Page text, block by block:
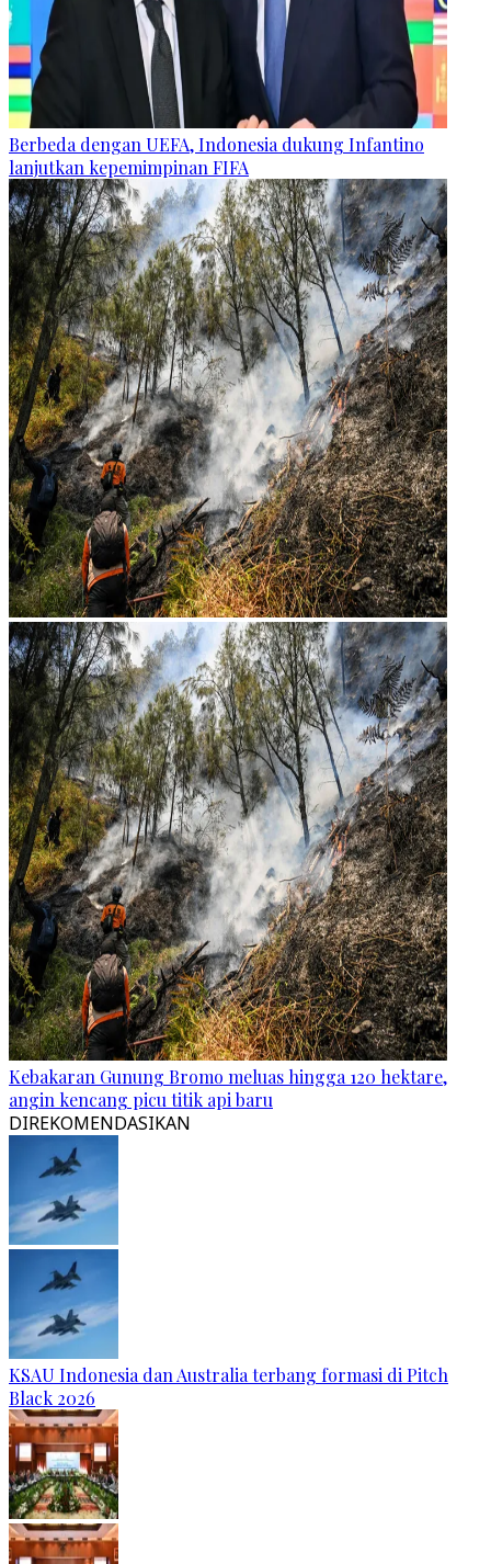
Berbeda dengan UEFA, Indonesia dukung Infantino
lanjutkan kepemimpinan FIFA
Kebakaran Gunung Bromo meluas hingga 120 hektare,
angin kencang picu titik api baru
DIREKOMENDASIKAN
KSAU Indonesia dan Australia terbang formasi di Pitch
Black 2026